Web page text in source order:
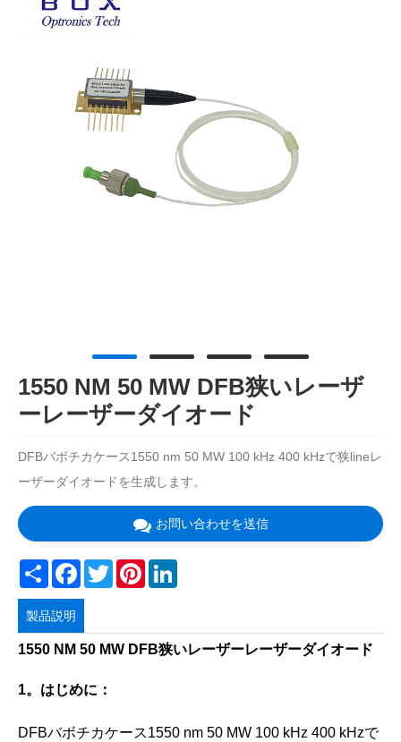
1550 NM 50 MW DFB狭いレーザ
ーレーザーダイオード
DFBバボチカケース1550 nm 50 MW 100 kHz 400 kHzで狭lineレ
ーザーダイオードを生成します。
お問い合わせを送信
Share Facebook
TwitterPinterest
製品説明
1550 NM 50 MW DFB狭いレーザーレーザーダイオード
1。はじめに：
DFBバボチカケース1550 nm 50 MW 100 kHz 400 kHzで